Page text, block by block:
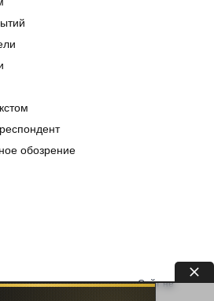
обозрение
из открытых источников. Сайт не